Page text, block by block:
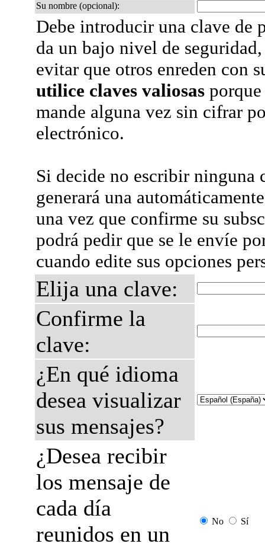
Su nombre (opcional):
Debe introducir una clave de
da un bajo nivel de
evitar que otros enreden con
utilice claves valiosas
mande alguna vez sin cifrar
electrónico.
Si decide no escribir ninguna
generará una
una vez que confirme su
podrá pedir que se le envíe
cuando edite sus opciones
Elija una clave:
Confirme la
clave:
¿En qué idioma
desea visualizar
sus mensajes?
¿Desea recibir
los mensaje de
cada día
reunidos en un
No Sí